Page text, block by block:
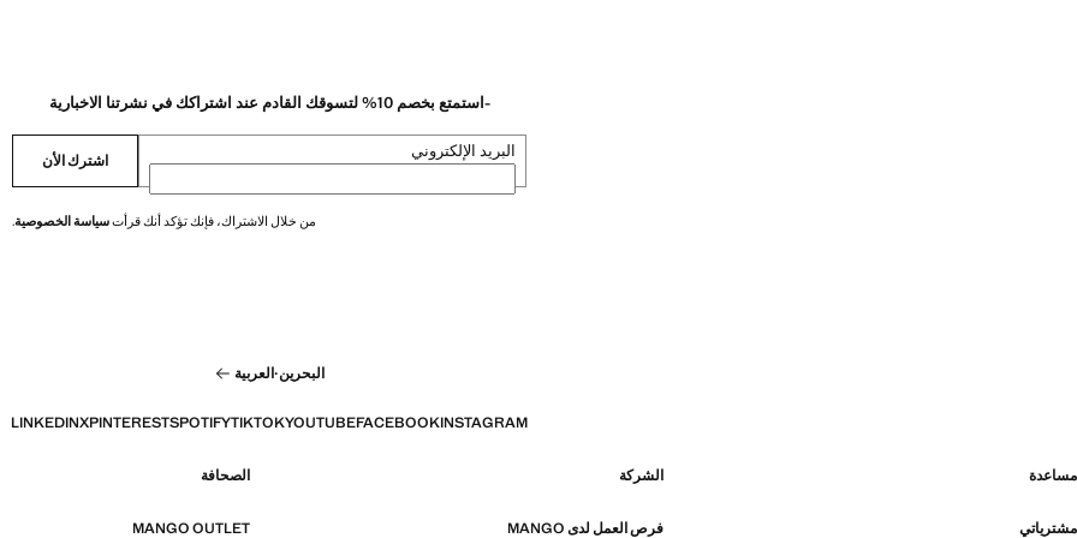
-استمتع بخصم 10% لتسوقك القادم عند اشتراكك في نشرتنا الاخبارية
البريد الإلكتروني اشترك الأن
من خلال الاشتراك، فإنك تؤكد أنك قرأتسياسة الخصوصية.
البحرين·العربية
INSTAGRAM
FACEBOOK
YOUTUBE
TIKTOK
SPOTIFY
PINTEREST
X
LINKEDIN
مساعدة الشركة الصحافة
مشترياتي فرص العمل لدى MANGO MANGO OUTLET